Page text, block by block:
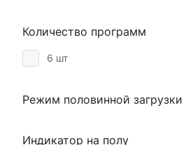
Количество программ
6 шт
Режим половинной загрузки
Индикатор на полу